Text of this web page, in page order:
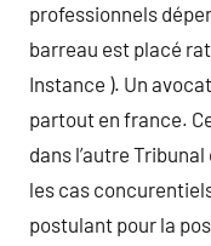
professionnels
barreau est placé
Instance ). Un
partout en france.
dans l’autre
les cas
postulant pour la